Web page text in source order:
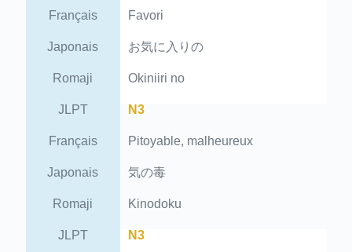
Français Favori
Japonais お気に入りの
Romaji Okiniiri no
JLPT N3
Français Pitoyable, malheureux
Japonais 気の毒
Romaji Kinodoku
JLPT N3